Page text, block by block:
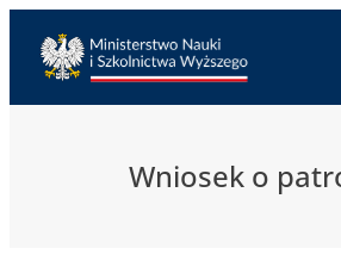
Przejdź do treści
Wniosek o